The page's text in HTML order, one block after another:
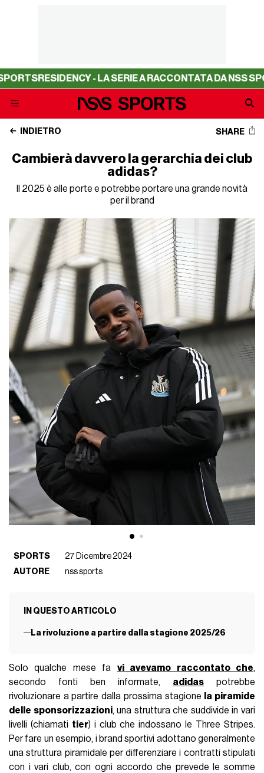
RESIDENCY - LA SERIE A RACCONTATA DA NSS SPORTS
INDIETRO SHARE
Cambierà davvero la gerarchia dei club
adidas?
Il 2025 è alle porte e potrebbe portare una grande novità
per il brand
SPORTS
27 Dicembre 2024
AUTORE
nss sports
IN QUESTO ARTICOLO
La rivoluzione a partire dalla stagione 2025/26
Solo qualche mese fa vi avevamo raccontato che,
secondo fonti ben informate, adidaspotrebbe
rivoluzionare a partire dalla prossima stagione
la piramide
delle sponsorizzazioni, una struttura che suddivide in vari
livelli (chiamati tier) i club che indossano le Three Stripes.
Per fare un esempio, i brand sportivi adottano generalmente
una struttura piramidale per differenziare i contratti stipulati
con i vari club, con ogni accordo che prevede le somme